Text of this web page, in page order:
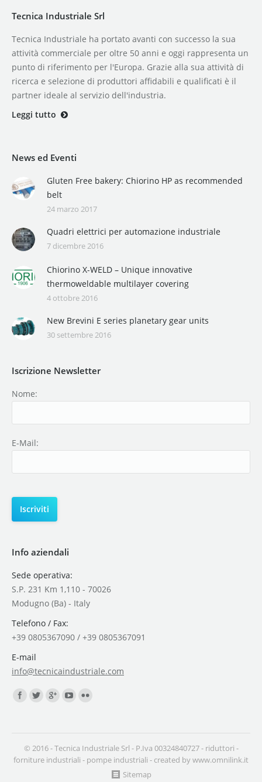
Tecnica Industriale Srl
Tecnica Industriale ha portato avanti con successo la sua
attività commerciale per oltre 50 anni e oggi rappresenta un
punto di riferimento per l'Europa. Grazie alla sua attività di
ricerca e selezione di produttori affidabili e qualificati è il
partner ideale al servizio dell'industria.
Leggi tutto
News ed Eventi
Gluten Free bakery: Chiorino HP as recommended
belt
24 marzo 2017
Quadri elettrici per automazione industriale
7 dicembre 2016
Chiorino X-WELD – Unique innovative
thermoweldable multilayer covering
4 ottobre 2016
New Brevini E series planetary gear units
30 settembre 2016
Iscrizione Newsletter
Nome:
E-Mail:
Info aziendali
Sede operativa:
S.P. 231 Km 1,110 - 70026
Modugno (Ba) - Italy
Telefono / Fax:
+39 0805367090 / +39 0805367091
E-mail
info@tecnicaindustriale.com
Find us on:
© 2016 - Tecnica Industriale Srl - P.Iva 00324840727 - riduttori -
forniture industriali - pompe industriali - created bywww.omnilink.it
Sitemap